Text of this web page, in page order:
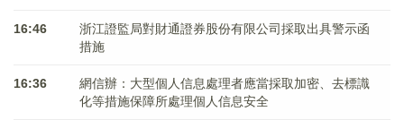
16:46
浙江證監局對財通證券股份有限公司採取出具警示函
措施
16:36
網信辦：大型個人信息處理者應當採取加密、去標識
化等措施保障所處理個人信息安全